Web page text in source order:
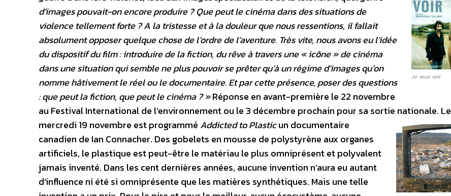
Je veux voir
d’images pouvait-on encore produire ? Que peut le cinéma dans des situations de
violence tellement forte ? A la tristesse et à la douleur que nous ressentions, il fallait
absolument opposer quelque chose de l’ordre de l’aventure. Très vite, nous avons eu l’idée
du dispositif du film : introduire de la fiction, du rêve à travers une « icône » de cinéma
dans une situation qui semble ne plus pouvoir se prêter qu’à un régime d’images qu’on
nomme hâtivement le réel ou le documentaire. Et par cette présence, poser des questions
: que peut la fiction, que peut le cinéma ? »Réponse en avant-première le 22 novembre
au Festival International de l’environnement ou le 3 décembre prochain pour sa sortie nationale. Le
mercredi 19 novembre est programmé Addicted to Plasticun documentaire
canadien de Ian Connacher. Des gobelets en mousse de polystyrène aux organes
artificiels, le plastique est peut-être le matériau le plus omniprésent et polyvalent
jamais inventé. Dans les cent dernières années, aucune invention n’aura eu autant
d’influence ni été si omniprésente que les matières synthétiques. Mais une telle